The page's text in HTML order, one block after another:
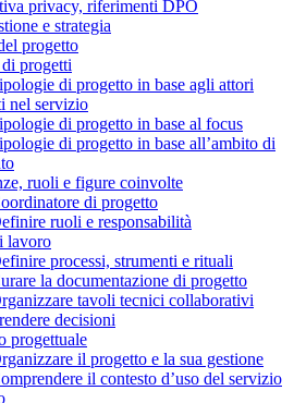
privacy, riferimenti DPO
e strategia
progetto
progetti
di progetto in base agli attori
nel servizio
di progetto in base al focus
di progetto in base all’ambito di
ruoli e figure coinvolte
di progetto
ruoli e responsabilità
lavoro
processi, strumenti e rituali
la documentazione di progetto
tavoli tecnici collaborativi
decisioni
progettuale
il progetto e la sua gestione
il contesto d’uso del servizio